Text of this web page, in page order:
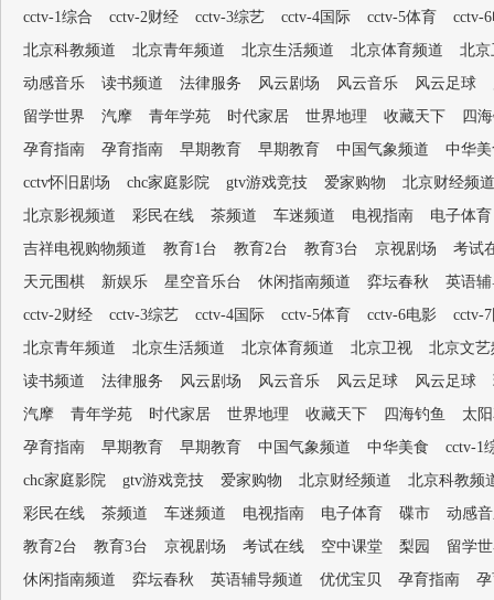
cctv-1综合 cctv-2财经 cctv-3综艺 cctv-4国际 cctv-5体育
cctv-
北京科教频道
北京青年频道 北京生活频道 北京体育频道
北京
动感音乐
读书频道 法律服务 风云剧场 风云音乐 风云足球
留学世界
汽摩 青年学苑 时代家居 世界地理 收藏天下
四
孕育指南
孕育指南 早期教育 早期教育 中国气象频道
中华
cctv怀旧剧场
chc家庭影院 gtv游戏竞技 爱家购物
北京财经频道
北京影视频道
彩民在线 茶频道 车迷频道 电视指南
电子体育
吉祥电视购物频道
教育1台 教育2台 教育3台 京视剧场
考试
天元围棋
新娱乐 星空音乐台 休闲指南频道 弈坛春秋
英语
cctv-2财经
cctv-3综艺 cctv-4国际 cctv-5体育 cctv-6电影
cctv-
北京青年频道
北京生活频道 北京体育频道 北京卫视
北京文艺
读书频道
法律服务 风云剧场 风云音乐 风云足球 风云足球
汽摩
青年学苑 时代家居 世界地理 收藏天下 四海钓鱼
太
孕育指南
早期教育 早期教育 中国气象频道 中华美食
cctv-1
chc家庭影院
gtv游戏竞技 爱家购物 北京财经频道
北京科教频
彩民在线
茶频道 车迷频道 电视指南 电子体育 碟市
动感
教育2台
教育3台 京视剧场 考试在线 空中课堂 梨园
留学
休闲指南频道
弈坛春秋 英语辅导频道 优优宝贝 孕育指南